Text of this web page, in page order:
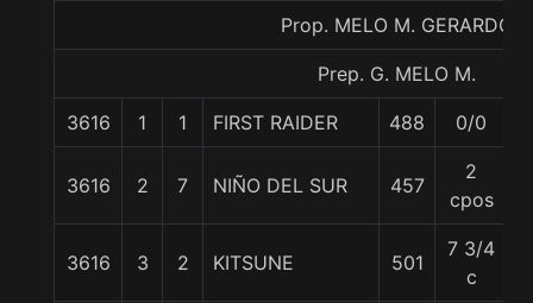
Prop. MELO M. GERARDO
Prep. G. MELO M.
3616 1 1 FIRST RAIDER 488 0/0
3616 2 7 NIÑO DEL SUR 457
2
cpos
3616 3 2 KITSUNE 501
7 3/4
c